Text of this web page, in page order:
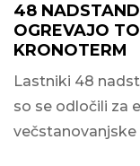
48
OGREVAJO
KRONOTERM
Lastniki 48
so se odločili za
večstanovanjske